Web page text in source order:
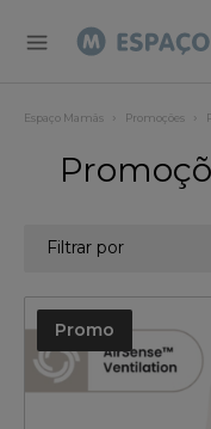
Espaço Mamãs Promoções
Filtrar por
Promo